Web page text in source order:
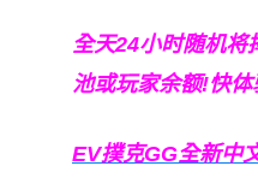
全天24小时随机将
池或玩家余额!快体
EV撲克GG全新中